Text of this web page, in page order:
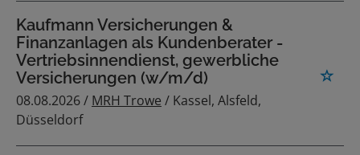
Kaufmann Versicherungen &
Finanzanlagen als Kundenberater -
Vertriebsinnendienst, gewerbliche
Versicherungen (w/m/d)
08.08.2026 / MRH Trowe / Kassel, Alsfeld,
Düsseldorf